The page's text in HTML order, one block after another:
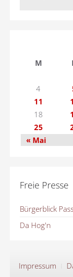
M
4
11
18
25
« Mai
Freie Presse
Bürgerblick
Da Hog'n
Impressum